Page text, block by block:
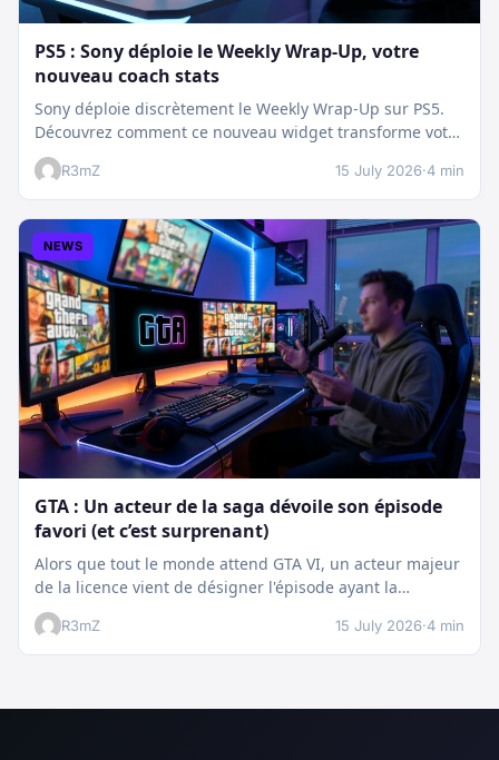
PS5 : Sony déploie le Weekly Wrap-Up, votre
nouveau coach stats
Sony déploie discrètement le Weekly Wrap-Up sur PS5.
Découvrez comment ce nouveau widget transforme votre
dashboard et booste votre suivi…
R3mZ 15 July 2026·4 min
NEWS
GTA : Un acteur de la saga dévoile son épisode
favori (et c’est surprenant)
Alors que tout le monde attend GTA VI, un acteur majeur
de la licence vient de désigner l'épisode ayant la…
R3mZ 15 July 2026·4 min